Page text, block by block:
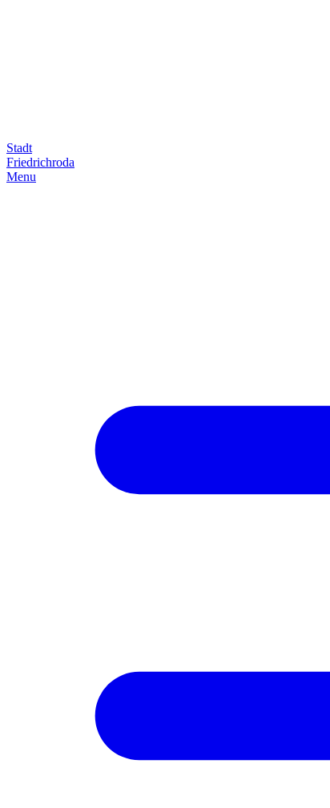
Stadt
Friedrich­roda
Menu